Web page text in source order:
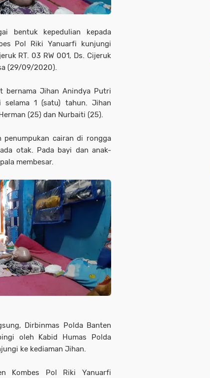
bentuk kepedulian kepada
Pol Riki Yanuarfi kunjungi
RT. 03 RW 001, Ds. Cijeruk
(29/09/2020).
bernama Jihan Anindya Putri
selama 1 (satu) tahun. Jihan
(25) dan Nurbaiti (25).
penumpukan cairan di rongga
otak. Pada bayi dan anak-
membesar.
Dirbinmas Polda Banten
oleh Kabid Humas Polda
ke kediaman Jihan.
Kombes Pol Riki Yanuarfi